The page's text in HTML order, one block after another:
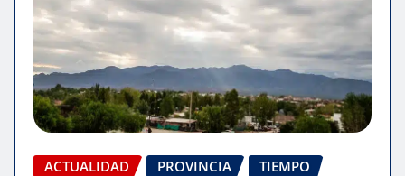
ACTUALIDAD PROVINCIA
TIEMPO